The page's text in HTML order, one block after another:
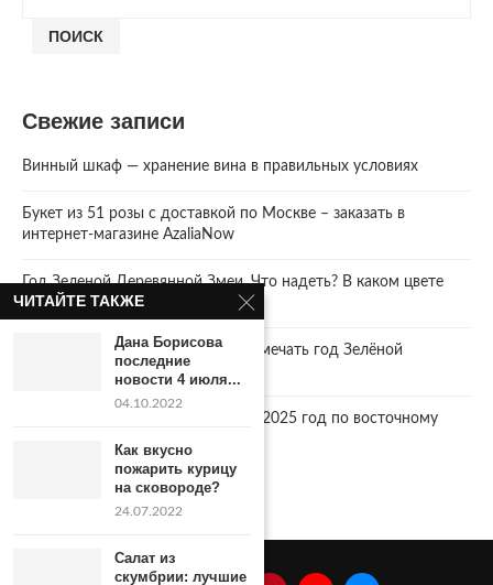
ПОИСК
Свежие записи
Винный шкаф — хранение вина в правильных условиях
Букет из 51 розы с доставкой по Москве – заказать в
интернет-магазине AzaliaNow
Год Зеленой Деревянной Змеи. Что надеть? В каком цвете
встречать 2025 Новый год.
2025 год. Где и как правильно отмечать год Зелёной
Деревянной Змеи
Что год грядущий нам готовит… 2025 год по восточному
ЧИТАЙТЕ ТАКЖЕ
Дана Борисова
последние
новости 4 июля...
04.10.2022
Как вкусно
пожарить курицу
на сковороде?
24.07.2022
Салат из
скумбрии: лучшие